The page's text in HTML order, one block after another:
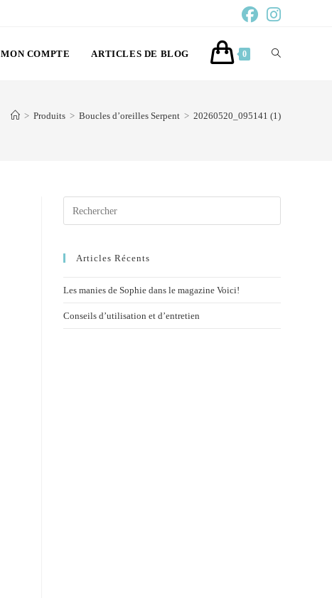
MON COMPTE ARTICLES DE BLOG 0
> Produits > Boucles d’oreilles Serpent > 20260520_095141 (1)
Articles Récents
Les manies de Sophie dans le magazine Voici!
Conseils d’utilisation et d’entretien